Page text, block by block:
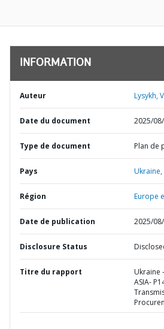
INFORMATION
Auteur Lysykh,
Date du document 2025/
Type de document Plan de
Pays Ukraine,
Région Europe
Date de publication 2025/
Disclosure Status
Titre du rapport
Ukraine
ASIA-